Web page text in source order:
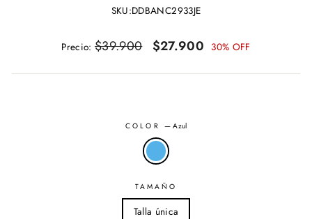
SKU:DDBANC2933JE
Precio
Precio: $39.900
Precio
oferta
$27.900 30% OFF
COLOR — Azul
TAMAÑO
Talla única